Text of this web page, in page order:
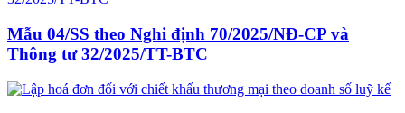
Mẫu 04/SS theo Nghi định 70/2025/NĐ-CP và
Thông tư 32/2025/TT-BTC